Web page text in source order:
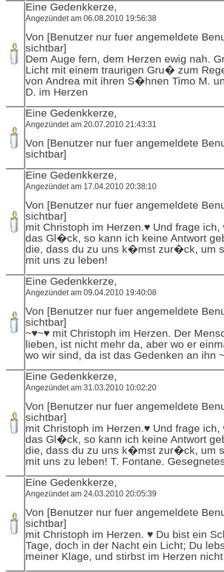
Eine Gedenkkerze,
Angezündet am 06.08.2010 19:56:38
Von [Benutzer nur fuer angemeldete
sichtbar]
Dem Auge fern, dem Herzen ewig nah.
Licht mit einem traurigen Gru� zum
von Andrea mit ihren S�hnen Timo M.
D. im Herzen
Eine Gedenkkerze,
Angezündet am 20.07.2010 21:43:31
Von [Benutzer nur fuer angemeldete
sichtbar]
Eine Gedenkkerze,
Angezündet am 17.04.2010 20:38:10
Von [Benutzer nur fuer angemeldete
sichtbar]
mit Christoph im Herzen.♥ Und frage ich,
das Gl�ck, so kann ich keine Antwort
die, dass du zu uns k�mst zur�ck, um
mit uns zu leben!
Eine Gedenkkerze,
Angezündet am 09.04.2010 19:40:08
Von [Benutzer nur fuer angemeldete
sichtbar]
~♥~♥ mit Christoph im Herzen. Der
lieben, ist nicht mehr da, aber wo er
wo wir sind, da ist das Gedenken an ihn
Eine Gedenkkerze,
Angezündet am 31.03.2010 10:02:20
Von [Benutzer nur fuer angemeldete
sichtbar]
mit Christoph im Herzen.♥ Und frage ich,
das Gl�ck, so kann ich keine Antwort
die, dass du zu uns k�mst zur�ck, um
mit uns zu leben! T. Fontane.
Eine Gedenkkerze,
Angezündet am 24.03.2010 20:05:39
Von [Benutzer nur fuer angemeldete
sichtbar]
mit Christoph im Herzen. ♥ Du bist ein
Tage, doch in der Nacht ein Licht; Du
meiner Klage, und stirbst im Herzen